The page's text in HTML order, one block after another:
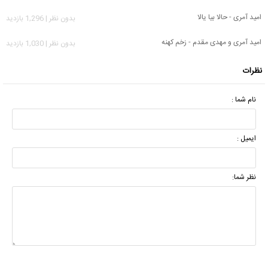
امید آمری - حالا بیا یالا
بدون نظر | 1,296 بازدید
امید آمری و مهدی مقدم - زخم کهنه
بدون نظر | 1,030 بازدید
نظرات
نام شما :
ایمیل :
نظر شما: